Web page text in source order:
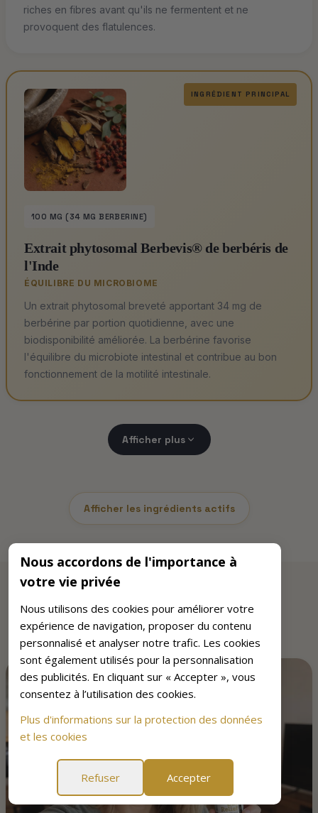
Nous accordons de l'importance à
votre vie privée
Nous utilisons des cookies pour améliorer votre
expérience de navigation, proposer du contenu
personnalisé et analyser notre trafic. Les cookies
sont également utilisés pour la personnalisation
des publicités. En cliquant sur « Accepter », vous
consentez à l’utilisation des cookies.
Plus d'informations sur la protection des données
et les cookies
Refuser Accepter
riches en fibres avant qu'ils ne fermentent et ne
provoquent des flatulences.
INGRÉDIENT PRINCIPAL
100 MG (34 MG BERBERINE)
Extrait phytosomal Berbevis® de berbéris de
l'Inde
ÉQUILIBRE DU MICROBIOME
Un extrait phytosomal breveté apportant 34 mg de
berbérine par portion quotidienne, avec une
biodisponibilité améliorée. La berbérine favorise
l'équilibre du microbiote intestinal et contribue au bon
fonctionnement de la motilité intestinale.
Afficher plus
Afficher les ingrédients actifs
Ce que disent les clients